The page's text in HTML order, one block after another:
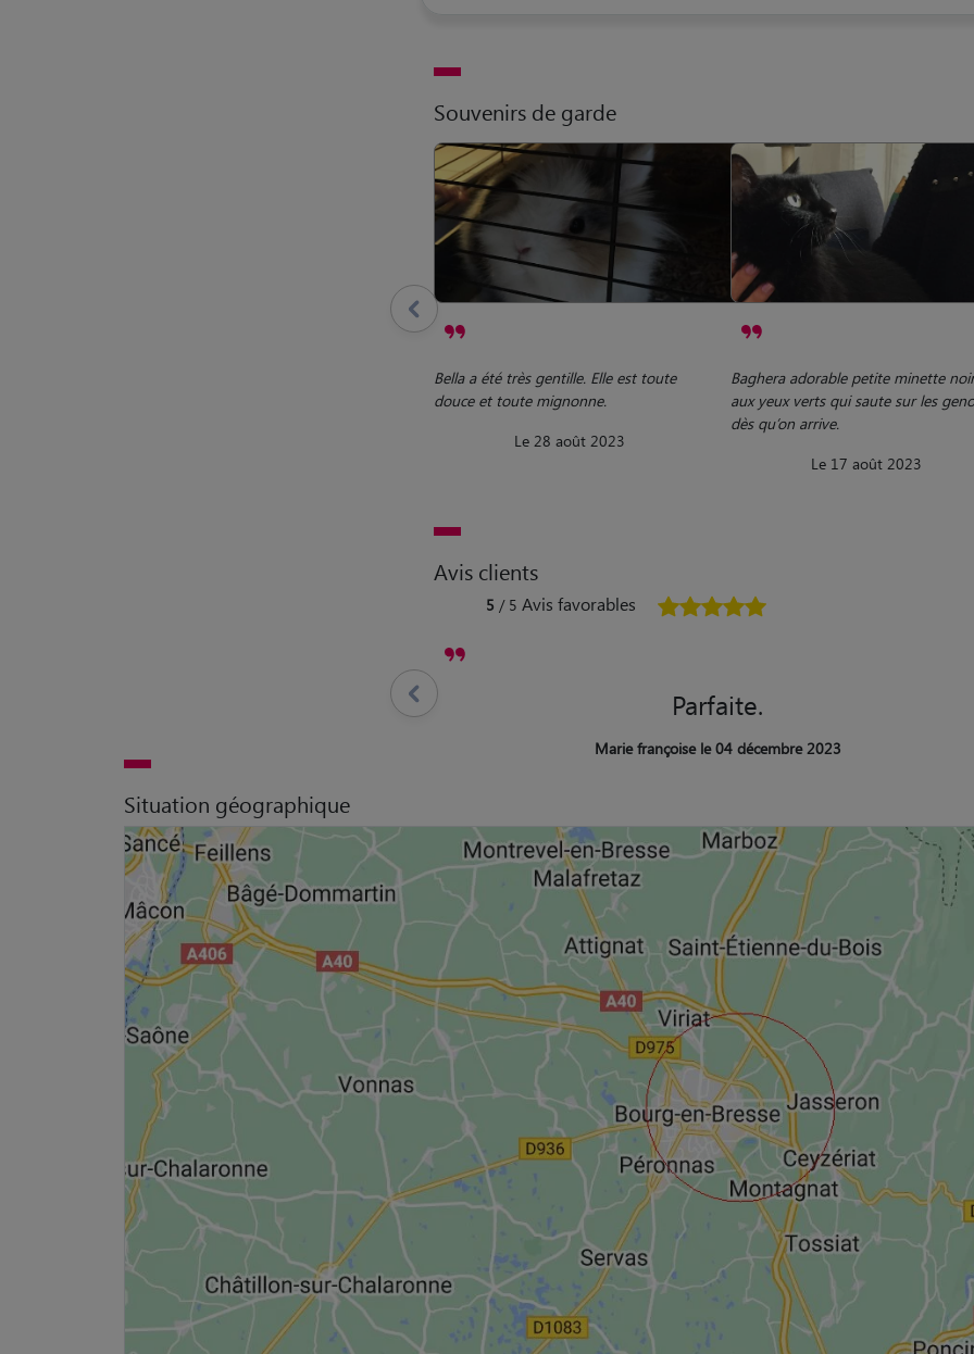
Souvenirs de garde
Bella a été très gentille. Elle est toute
douce et toute mignonne.
Le 28 août 2023
Baghera adorable petite minette
aux yeux verts qui saute sur les
dès qu’on arrive.
Le 17 août 2023
Avis clients
5 / 5 Avis favorables
Parfaite.
Marie françoise le 04 décembre 2023
Situation géographique